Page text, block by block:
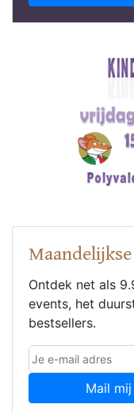
Ontdek net als
events, het
bestsellers.
Mail